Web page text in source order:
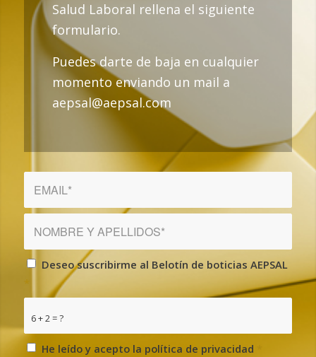
Salud Laboral rellena el siguiente
formulario.
Puedes darte de baja en cualquier
momento enviando un mail a
aepsal@aepsal.com
Deseo suscribirme al Belotín de boticias AEPSAL
*
6 + 2 = ?
He leído y acepto la política de privacidad